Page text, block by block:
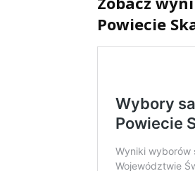
Powiecie